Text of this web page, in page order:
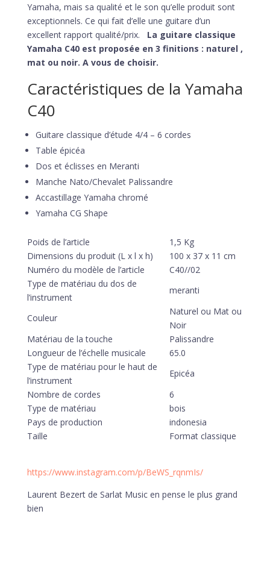
Yamaha, mais sa qualité et le son qu’elle produit sont
exceptionnels. Ce qui fait d’elle une guitare d’un
excellent rapport qualité/prix. La guitare classique
Yamaha C40 est proposée en 3 finitions : naturel ,
mat ou noir. A vous de choisir.
Caractéristiques de la Yamaha
C40
Guitare classique d’étude 4/4 – 6 cordes
Table épicéa
Dos et éclisses en Meranti
Manche Nato/Chevalet Palissandre
Accastillage Yamaha chromé
Yamaha CG Shape
Poids de l’article
1,5 Kg
Dimensions du produit (L x l x h)
100 x 37 x 11 cm
Numéro du modèle de l’article
C40//02
Type de matériau du dos de
l’instrument
meranti
Couleur
Naturel ou Mat ou
Noir
Matériau de la touche
Palissandre
Longueur de l’échelle musicale
65.0
Type de matériau pour le haut de
l’instrument
Epicéa
Nombre de cordes
6
Type de matériau
bois
Pays de production
indonesia
Taille
Format classique
https://www.instagram.com/p/BeWS_rqnmIs/
Laurent Bezert de Sarlat Music en pense le plus grand
bien